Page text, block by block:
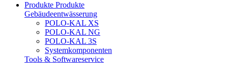
Produkte Produkte
Gebäudeentwässerung
POLO-KAL XS
POLO-KAL NG
POLO-KAL 3S
Systemkomponenten
Tools & Softwareservice